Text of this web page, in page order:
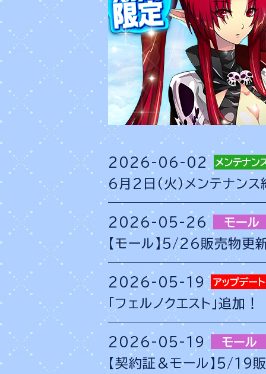
2026-06-02
6月2日（火）メンテナン
2026-05-26
【モール】5/26販売物更
2026-05-19
「フェルノクエスト」追加！
2026-05-19
【契約証＆モール】5/19